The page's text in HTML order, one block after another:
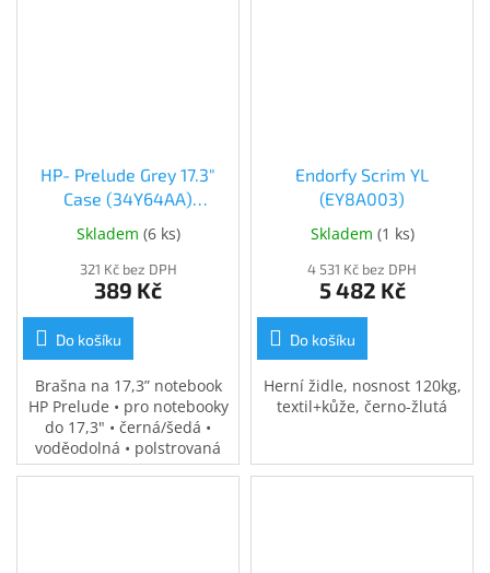
HP- Prelude Grey 17.3"
Case (34Y64AA)
(34Y64AA)
Skladem (6 ks)
321 Kč bez DPH
389 Kč
Do košíku
Brašna na 17,3” notebook
HP Prelude • pro notebooky
do 17,3" • černá/šedá •
voděodolná • polstrovaná
přihrádka na notebook •
Endorfy Scrim YL
(EY8A003)
Skladem (1 ks)
4 531 Kč bez DPH
5 482 Kč
Do košíku
Herní židle, nosnost 120kg,
textil+kůže, černo-žlutá